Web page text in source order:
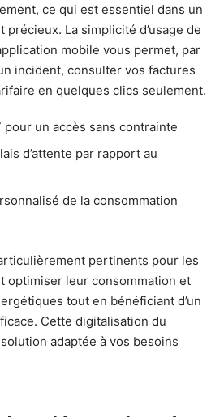
ce qui est essentiel dans un
précieux. La simplicité d’usage de
mobile vous permet, par
incident, consulter vos factures
en quelques clics seulement.
un accès sans contrainte
d’attente par rapport au
de la consommation
pertinents pour les
optimiser leur consommation et
tout en bénéficiant d’un
Cette digitalisation du
adaptée à vos besoins